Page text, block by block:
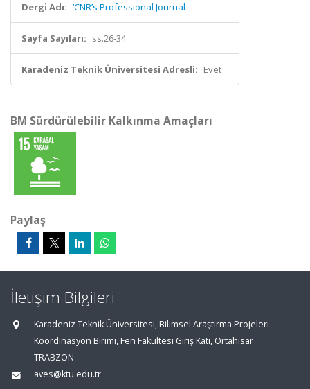
Dergi Adı: ‘CNR’s Professional Journal
Sayfa Sayıları: ss.26-34
Karadeniz Teknik Üniversitesi Adresli: Evet
BM Sürdürülebilir Kalkınma Amaçları
Paylaş
İletişim Bilgileri
Karadeniz Teknik Üniversitesi, Bilimsel Araştırma Projeleri
Koordinasyon Birimi, Fen Fakültesi Giriş Katı, Ortahisar
TRABZON
aves@ktu.edu.tr